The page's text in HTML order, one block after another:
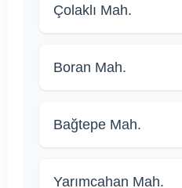
Çolaklı Mah.
Boran Mah.
Bağtepe Mah.
Yarımcahan Mah.